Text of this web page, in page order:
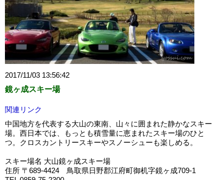
2017/11/03 13:56:42
鏡ヶ成スキー場
関連リンク
中国地方を代表する大山の東南、山々に囲まれた静かなスキー
場。西日本では、もっとも積雪量に恵まれたスキー場のひと
つ。クロスカントリースキーやスノーシューも楽しめる。
スキー場名 大山鏡ヶ成スキー場
住所 〒689-4424 鳥取県日野郡江府町御机字鏡ヶ成709-1